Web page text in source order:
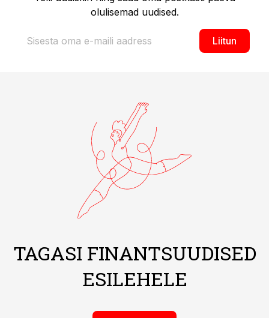
olulisemad uudised.
Liitun
TAGASI FINANTSUUDISED
ESILEHELE